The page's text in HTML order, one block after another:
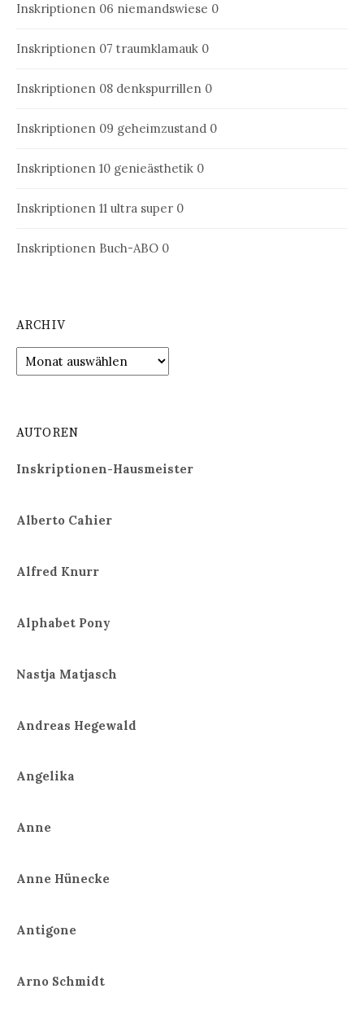
Inskriptionen 06 niemandswiese 0
Inskriptionen 07 traumklamauk 0
Inskriptionen 08 denkspurrillen 0
Inskriptionen 09 geheimzustand 0
Inskriptionen 10 genieästhetik 0
Inskriptionen 11 ultra super 0
Inskriptionen Buch-ABO 0
ARCHIV
Archiv
AUTOREN
Inskriptionen-Hausmeister
Alberto Cahier
Alfred Knurr
Alphabet Pony
Nastja Matjasch
Andreas Hegewald
Angelika
Anne
Anne Hünecke
Antigone
Arno Schmidt